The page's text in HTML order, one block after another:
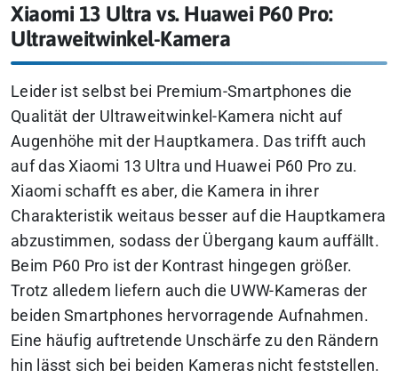
Xiaomi 13 Ultra vs. Huawei P60 Pro:
Ultraweitwinkel-Kamera
Leider ist selbst bei Premium-Smartphones die
Qualität der Ultraweitwinkel-Kamera nicht auf
Augenhöhe mit der Hauptkamera. Das trifft auch
auf das Xiaomi 13 Ultra und Huawei P60 Pro zu.
Xiaomi schafft es aber, die Kamera in ihrer
Charakteristik weitaus besser auf die Hauptkamera
abzustimmen, sodass der Übergang kaum auffällt.
Beim P60 Pro ist der Kontrast hingegen größer.
Trotz alledem liefern auch die UWW-Kameras der
beiden Smartphones hervorragende Aufnahmen.
Eine häufig auftretende Unschärfe zu den Rändern
hin lässt sich bei beiden Kameras nicht feststellen.